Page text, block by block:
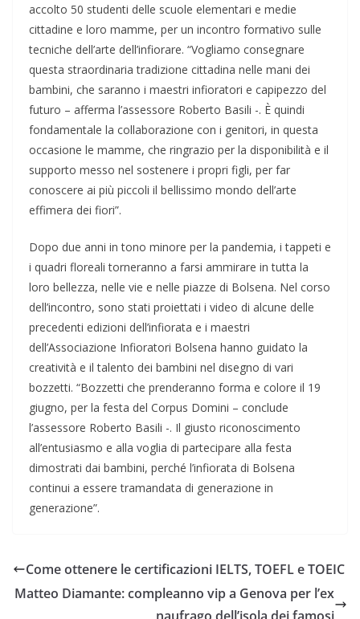
accolto 50 studenti delle scuole elementari e medie
cittadine e loro mamme, per un incontro formativo sulle
tecniche dell’arte dell’infiorare. “Vogliamo consegnare
questa straordinaria tradizione cittadina nelle mani dei
bambini, che saranno i maestri infioratori e capipezzo del
futuro – afferma l’assessore Roberto Basili -. È quindi
fondamentale la collaborazione con i genitori, in questa
occasione le mamme, che ringrazio per la disponibilità e il
supporto messo nel sostenere i propri figli, per far
conoscere ai più piccoli il bellissimo mondo dell’arte
effimera dei fiori”.
Dopo due anni in tono minore per la pandemia, i tappeti e
i quadri floreali torneranno a farsi ammirare in tutta la
loro bellezza, nelle vie e nelle piazze di Bolsena. Nel corso
dell’incontro, sono stati proiettati i video di alcune delle
precedenti edizioni dell’infiorata e i maestri
dell’Associazione Infioratori Bolsena hanno guidato la
creatività e il talento dei bambini nel disegno di vari
bozzetti. “Bozzetti che prenderanno forma e colore il 19
giugno, per la festa del Corpus Domini – conclude
l’assessore Roberto Basili -. Il giusto riconoscimento
all’entusiasmo e alla voglia di partecipare alla festa
dimostrati dai bambini, perché l’infiorata di Bolsena
continui a essere tramandata di generazione in
generazione”.
Come ottenere le certificazioni IELTS, TOEFL e TOEIC
Matteo Diamante: compleanno vip a Genova per l’ex